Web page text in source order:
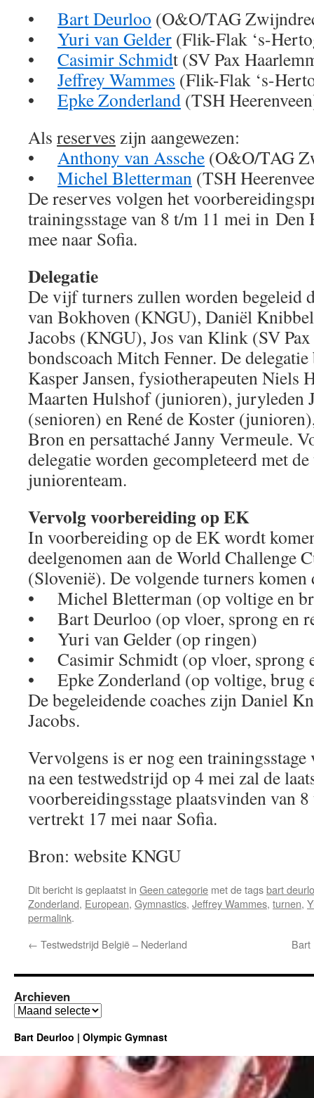
• Bart Deurloo (O&O/TAG
• Yuri van Gelder (Flik-Flak ‘s-
• Casimir Schmidt (SV Pax
• Jeffrey Wammes (Flik-Flak ‘s-
• Epke Zonderland (TSH
Als reserves zijn aangewezen:
• Anthony van Assche (O&O/TAG
• Michel Bletterman (TSH
De reserves volgen het
trainingsstage van 8 t/m 11 mei in Den
mee naar Sofia.
Delegatie
De vijf turners zullen worden begeleid
van Bokhoven (KNGU), Daniël
Jacobs (KNGU), Jos van Klink (SV
bondscoach Mitch Fenner. De
Kasper Jansen, fysiotherapeuten Niels
Maarten Hulshof (junioren), juryleden
(senioren) en René de Koster
Bron en persattaché Janny Vermeule.
delegatie worden gecompleteerd met
juniorenteam.
Vervolg voorbereiding op EK
In voorbereiding op de EK wordt
deelgenomen aan de World Challenge
(Slovenië). De volgende turners komen
• Michel Bletterman (op voltige en
• Bart Deurloo (op vloer, sprong en
• Yuri van Gelder (op ringen)
• Casimir Schmidt (op vloer, sprong
• Epke Zonderland (op voltige, brug
De begeleidende coaches zijn Daniel
Jacobs.
Vervolgens is er nog een
na een testwedstrijd op 4 mei zal de
voorbereidingsstage plaatsvinden van
vertrekt 17 mei naar Sofia.
Bron: website KNGU
Dit bericht is geplaatst in Geen categorie met de tagsbart
Zonderland, European, Gymnastics, Jeffrey Wammes, turnen,
permalink.
← Testwedstrijd België – Nederland Bart
Archieven
Archieven
Bart Deurloo | Olympic Gymnast